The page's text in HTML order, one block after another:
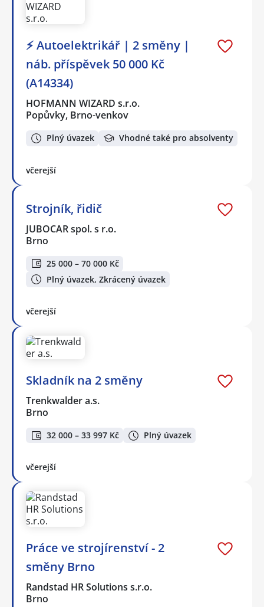
⚡ Autoelektrikář | 2 směny |
náb. příspěvek 50 000 Kč
(A14334)
HOFMANN WIZARD s.r.o.
Popůvky, Brno-venkov
Plný úvazek Vhodné také pro absolventy
včerejší
Strojník, řidič
JUBOCAR spol. s r.o.
Brno
25 000 – 70 000 Kč
Plný úvazek, Zkrácený úvazek
včerejší
Skladník na 2 směny
Trenkwalder a.s.
Brno
32 000 – 33 997 Kč Plný úvazek
včerejší
Práce ve strojírenství - 2
směny Brno
Randstad HR Solutions s.r.o.
Brno